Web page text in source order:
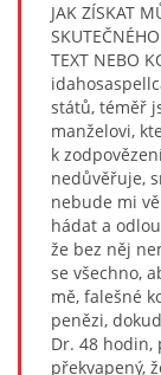
JAK ZÍSKAT
TEXT NEBO
států, téměř
manželovi,
k
nedůvěřuje,
nebude mi
hádat a
že bez něj
se všechno,
mě, falešné
penězi,
Dr. 48 hodin,
překvapený,